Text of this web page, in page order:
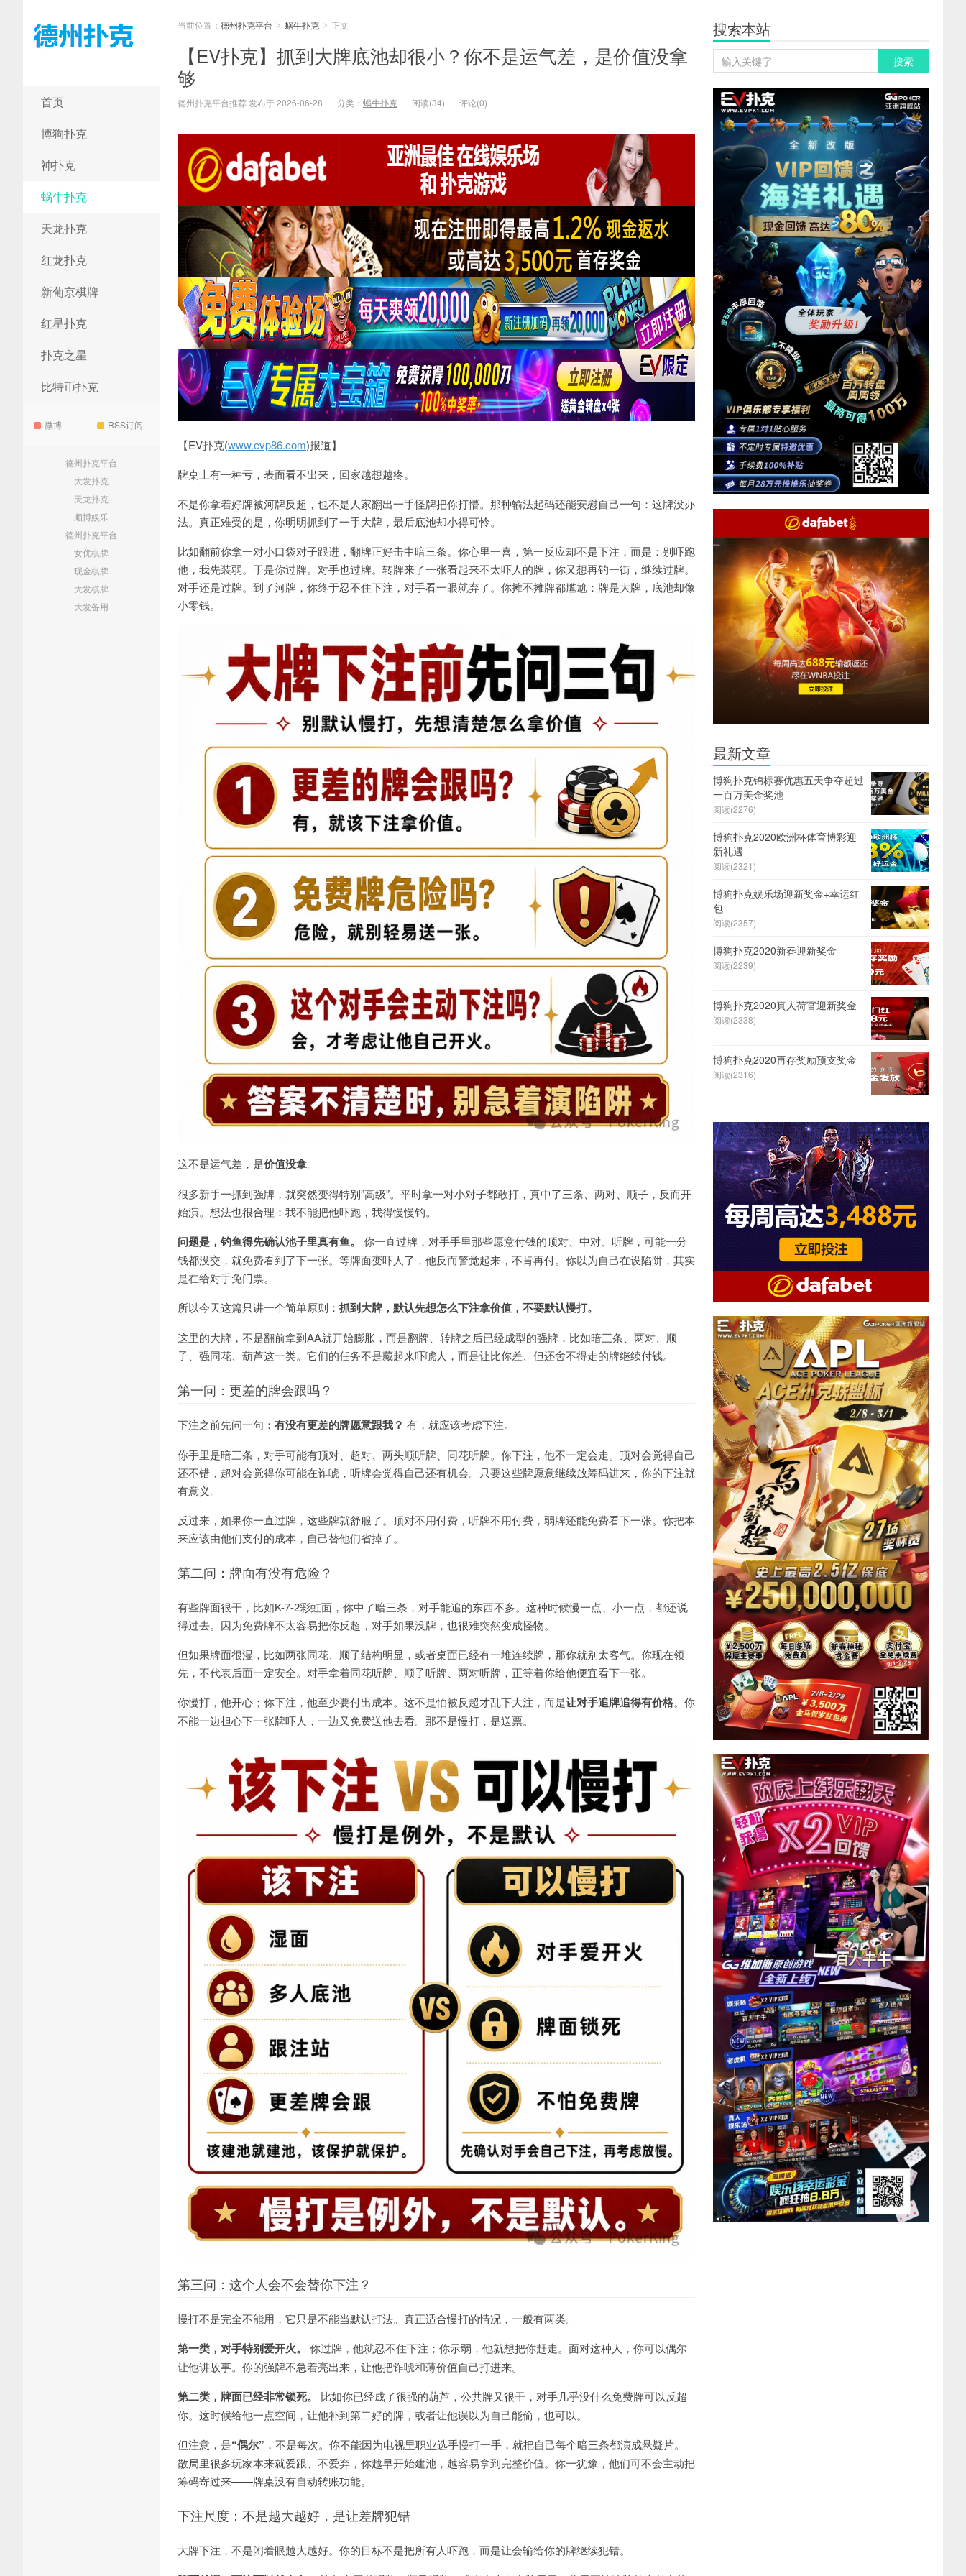
德州扑克平台
首页
博狗扑克
神扑克
蜗牛扑克
天龙扑克
红龙扑克
新葡京棋牌
红星扑克
扑克之星
比特币扑克
微博 RSS订阅
德州扑克平台
大发扑克
天龙扑克
顺博娱乐
德州扑克平台
女优棋牌
现金棋牌
大发棋牌
大发备用
当前位置： 德州扑克平台 > 蜗牛扑克 > 正文
【EV扑克】抓到大牌底池却很小？你不是运气差，是价值没拿
够
德州扑克平台推荐 发布于 2026-06-28 分类： 蜗牛扑克 阅读(34) 评论(0)
【EV扑克(www.evp86.com)报道】
牌桌上有一种亏，表面看不出来，回家越想越疼。
不是你拿着好牌被河牌反超，也不是人家翻出一手怪牌把你打懵。那种输法起码还能安慰自己一句：这牌没办
法。真正难受的是，你明明抓到了一手大牌，最后底池却小得可怜。
比如翻前你拿一对小口袋对子跟进，翻牌正好击中暗三条。你心里一喜，第一反应却不是下注，而是：别吓跑
他，我先装弱。于是你过牌。对手也过牌。转牌来了一张看起来不太吓人的牌，你又想再钓一街，继续过牌。
对手还是过牌。到了河牌，你终于忍不住下注，对手看一眼就弃了。你摊不摊牌都尴尬：牌是大牌，底池却像
小零钱。
这不是运气差，是价值没拿。
很多新手一抓到强牌，就突然变得特别”高级”。平时拿一对小对子都敢打，真中了三条、两对、顺子，反而开
始演。想法也很合理：我不能把他吓跑，我得慢慢钓。
问题是，钓鱼得先确认池子里真有鱼。
你一直过牌，对手手里那些愿意付钱的顶对、中对、听牌，可能一分
钱都没交，就免费看到了下一张。等牌面变吓人了，他反而警觉起来，不肯再付。你以为自己在设陷阱，其实
是在给对手免门票。
所以今天这篇只讲一个简单原则： 抓到大牌，默认先想怎么下注拿价值，不要默认慢打。
这里的大牌，不是翻前拿到AA就开始膨胀，而是翻牌、转牌之后已经成型的强牌，比如暗三条、两对、顺
子、强同花、葫芦这一类。它们的任务不是藏起来吓唬人，而是让比你差、但还舍不得走的牌继续付钱。
第一问：更差的牌会跟吗？
下注之前先问一句： 有没有更差的牌愿意跟我？ 有，就应该考虑下注。
你手里是暗三条，对手可能有顶对、超对、两头顺听牌、同花听牌。你下注，他不一定会走。顶对会觉得自己
还不错，超对会觉得你可能在诈唬，听牌会觉得自己还有机会。只要这些牌愿意继续放筹码进来，你的下注就
有意义。
反过来，如果你一直过牌，这些牌就舒服了。顶对不用付费，听牌不用付费，弱牌还能免费看下一张。你把本
来应该由他们支付的成本，自己替他们省掉了。
第二问：牌面有没有危险？
有些牌面很干，比如K-7-2彩虹面，你中了暗三条，对手能追的东西不多。这种时候慢一点、小一点，都还说
得过去。因为免费牌不太容易把你反超，对手如果没牌，也很难突然变成怪物。
但如果牌面很湿，比如两张同花、顺子结构明显，或者桌面已经有一堆连续牌，那你就别太客气。你现在领
先，不代表后面一定安全。对手拿着同花听牌、顺子听牌、两对听牌，正等着你给他便宜看下一张。
你慢打，他开心；你下注，他至少要付出成本。这不是怕被反超才乱下大注，而是让对手追牌追得有价格。你
不能一边担心下一张牌吓人，一边又免费送他去看。那不是慢打，是送票。
第三问：这个人会不会替你下注？
慢打不是完全不能用，它只是不能当默认打法。真正适合慢打的情况，一般有两类。
第一类，对手特别爱开火。
你过牌，他就忍不住下注；你示弱，他就想把你赶走。面对这种人，你可以偶尔
让他讲故事。你的强牌不急着亮出来，让他把诈唬和薄价值自己打进来。
第二类，牌面已经非常锁死。
比如你已经成了很强的葫芦，公共牌又很干，对手几乎没什么免费牌可以反超
你。这时候给他一点空间，让他补到第二好的牌，或者让他误以为自己能偷，也可以。
但注意，是“偶尔” ，不是每次。你不能因为电视里职业选手慢打一手，就把自己每个暗三条都演成悬疑片。
散局里很多玩家本来就爱跟、不爱弃，你越早开始建池，越容易拿到完整价值。你一犹豫，他们可不会主动把
筹码寄过来——牌桌没有自动转账功能。
下注尺度：不是越大越好，是让差牌犯错
大牌下注，不是闭着眼越大越好。你的目标不是把所有人吓跑，而是让会输给你的牌继续犯错。
搜索本站
最新文章
博狗扑克锦标赛优惠五天争夺超过
一百万美金奖池
阅读(2276)
博狗扑克2020欧洲杯体育博彩迎
新礼遇
阅读(2321)
博狗扑克娱乐场迎新奖金+幸运红
包
阅读(2357)
博狗扑克2020新春迎新奖金
阅读(2239)
博狗扑克2020真人荷官迎新奖金
阅读(2338)
博狗扑克2020再存奖励预支奖金
阅读(2316)